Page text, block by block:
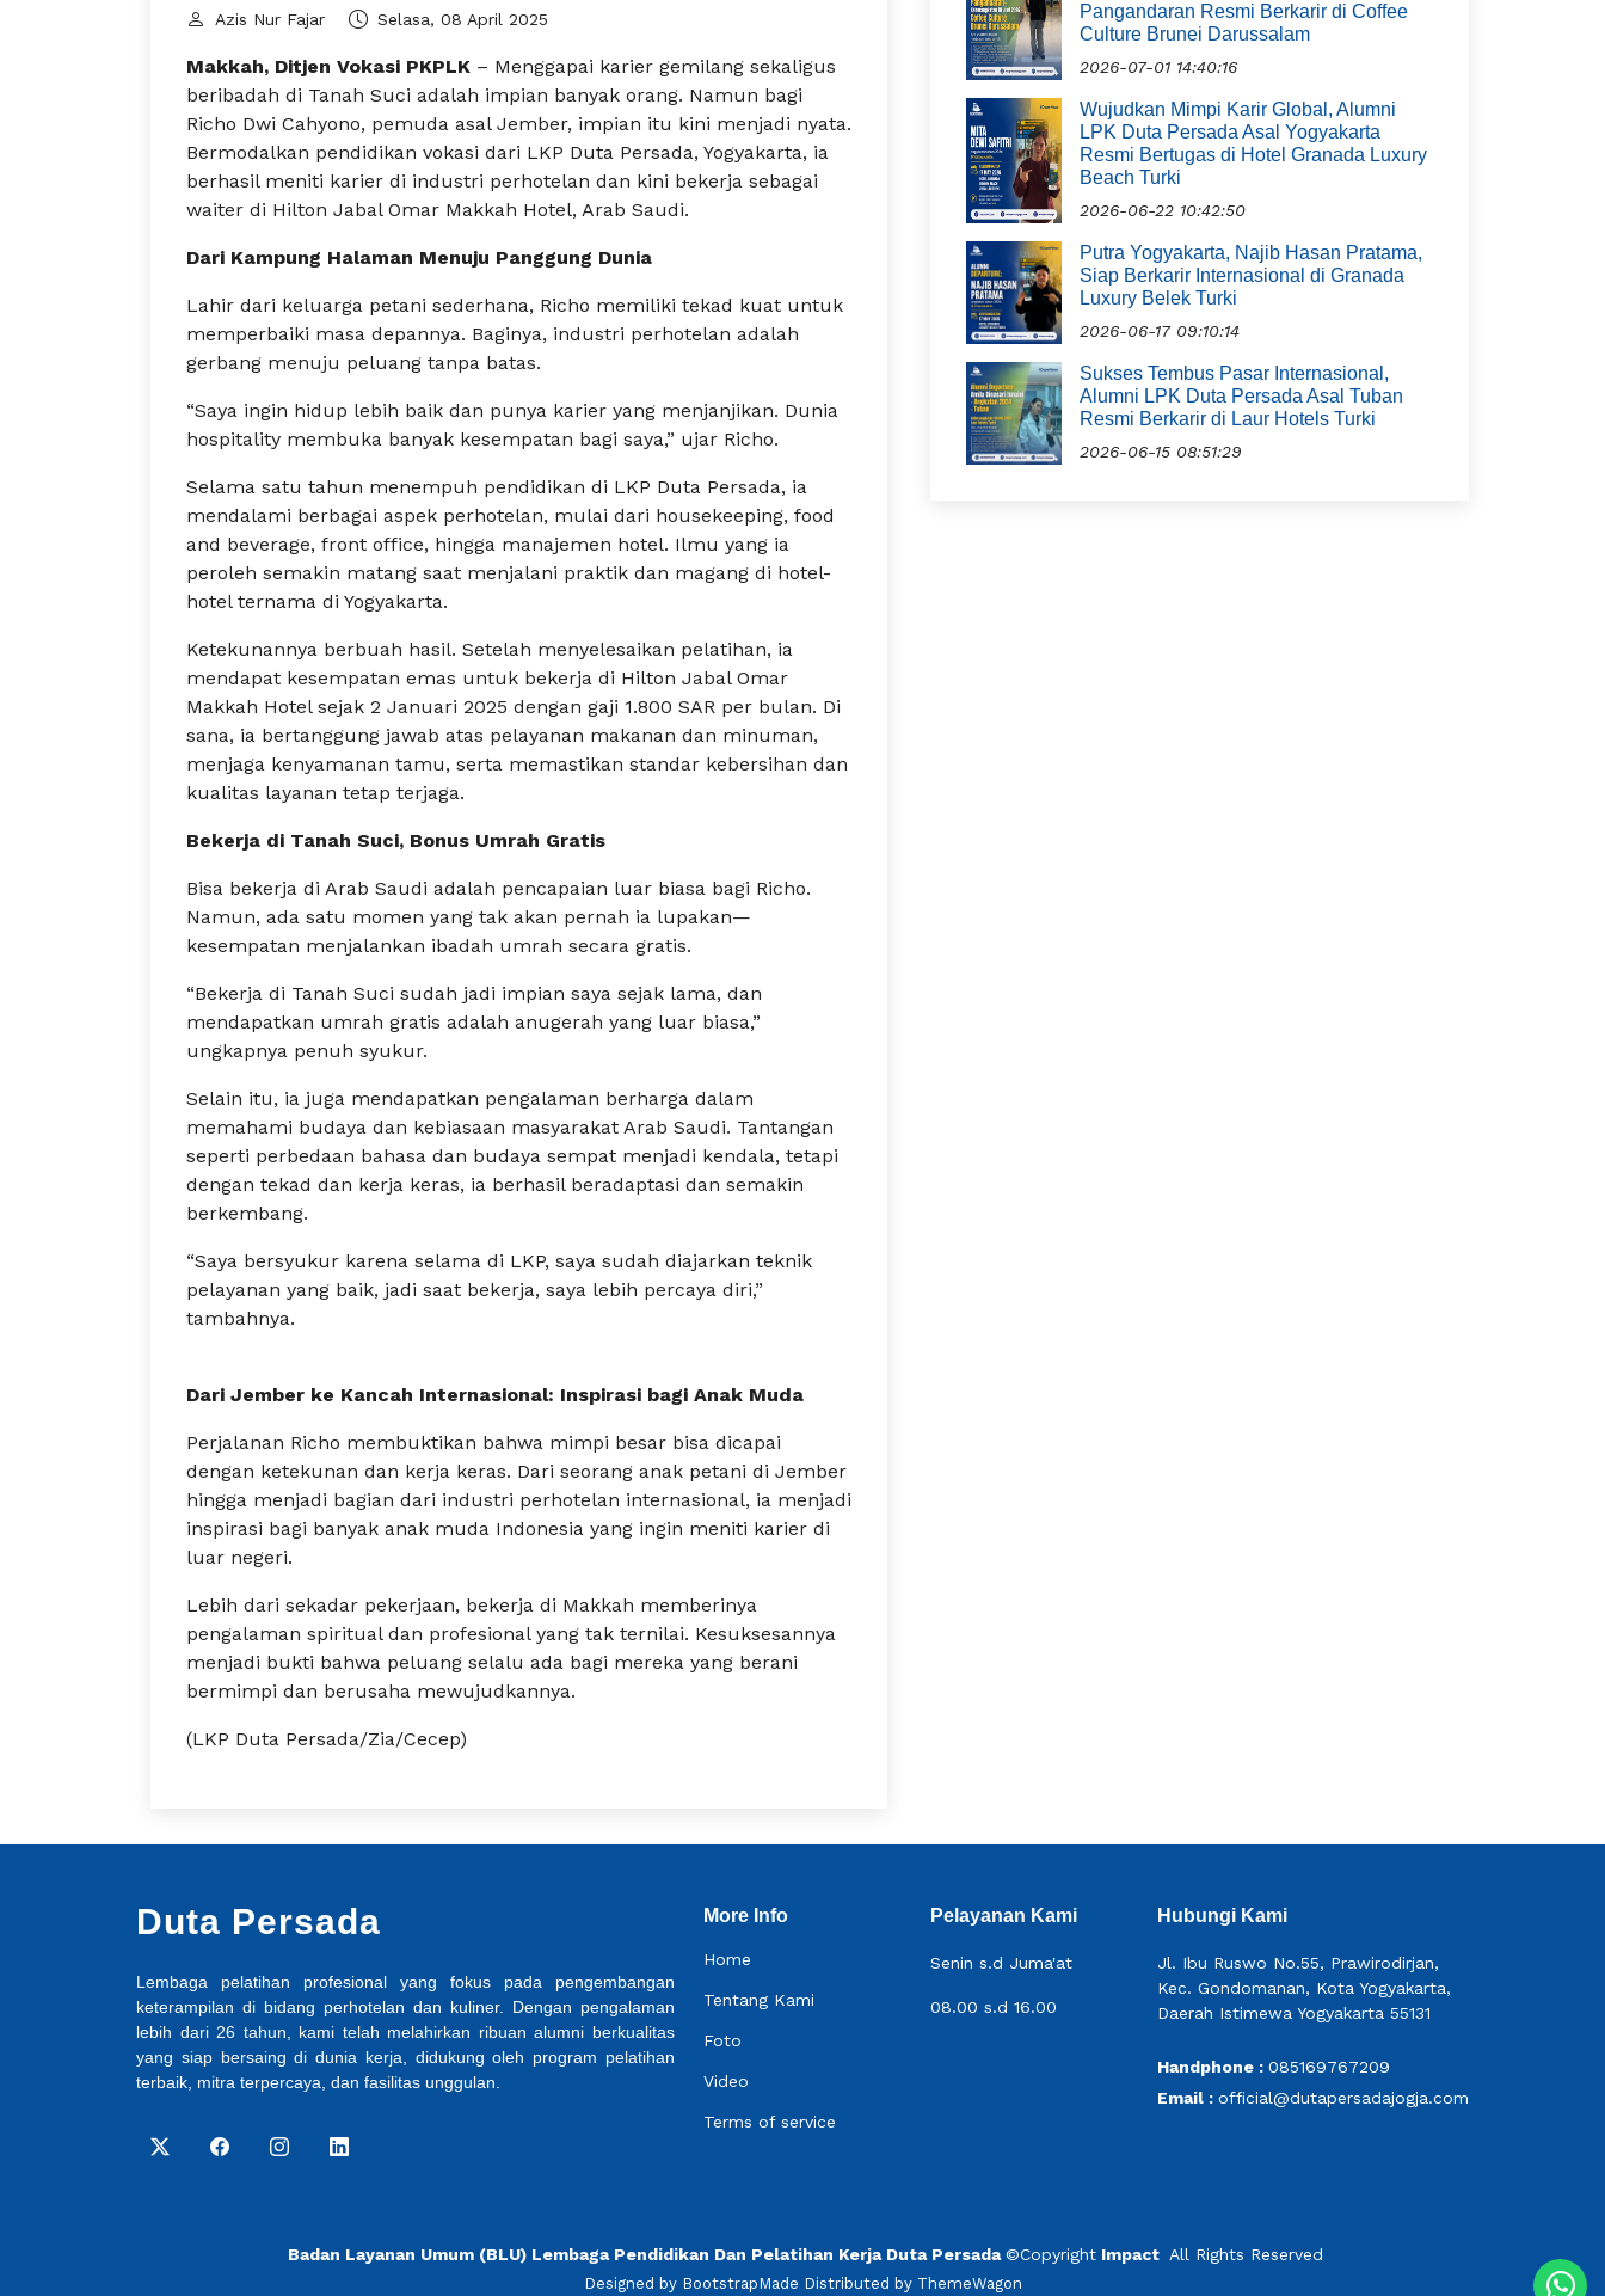
Azis Nur Fajar Selasa, 08 April 2025
Makkah, Ditjen Vokasi PKPLK – Menggapai karier gemilang sekaligus
beribadah di Tanah Suci adalah impian banyak orang. Namun bagi
Richo Dwi Cahyono, pemuda asal Jember, impian itu kini menjadi nyata.
Bermodalkan pendidikan vokasi dari LKP Duta Persada, Yogyakarta, ia
berhasil meniti karier di industri perhotelan dan kini bekerja sebagai
waiter di Hilton Jabal Omar Makkah Hotel, Arab Saudi.
Dari Kampung Halaman Menuju Panggung Dunia
Lahir dari keluarga petani sederhana, Richo memiliki tekad kuat untuk
memperbaiki masa depannya. Baginya, industri perhotelan adalah
gerbang menuju peluang tanpa batas.
“Saya ingin hidup lebih baik dan punya karier yang menjanjikan. Dunia
hospitality membuka banyak kesempatan bagi saya,” ujar Richo.
Selama satu tahun menempuh pendidikan di LKP Duta Persada, ia
mendalami berbagai aspek perhotelan, mulai dari housekeeping, food
and beverage, front office, hingga manajemen hotel. Ilmu yang ia
peroleh semakin matang saat menjalani praktik dan magang di hotel-
hotel ternama di Yogyakarta.
Ketekunannya berbuah hasil. Setelah menyelesaikan pelatihan, ia
mendapat kesempatan emas untuk bekerja di Hilton Jabal Omar
Makkah Hotel sejak 2 Januari 2025 dengan gaji 1.800 SAR per bulan. Di
sana, ia bertanggung jawab atas pelayanan makanan dan minuman,
menjaga kenyamanan tamu, serta memastikan standar kebersihan dan
kualitas layanan tetap terjaga.
Bekerja di Tanah Suci, Bonus Umrah Gratis
Bisa bekerja di Arab Saudi adalah pencapaian luar biasa bagi Richo.
Namun, ada satu momen yang tak akan pernah ia lupakan—
kesempatan menjalankan ibadah umrah secara gratis.
“Bekerja di Tanah Suci sudah jadi impian saya sejak lama, dan
mendapatkan umrah gratis adalah anugerah yang luar biasa,”
ungkapnya penuh syukur.
Selain itu, ia juga mendapatkan pengalaman berharga dalam
memahami budaya dan kebiasaan masyarakat Arab Saudi. Tantangan
seperti perbedaan bahasa dan budaya sempat menjadi kendala, tetapi
dengan tekad dan kerja keras, ia berhasil beradaptasi dan semakin
berkembang.
“Saya bersyukur karena selama di LKP, saya sudah diajarkan teknik
pelayanan yang baik, jadi saat bekerja, saya lebih percaya diri,”
tambahnya.
Dari Jember ke Kancah Internasional: Inspirasi bagi Anak Muda
Perjalanan Richo membuktikan bahwa mimpi besar bisa dicapai
dengan ketekunan dan kerja keras. Dari seorang anak petani di Jember
hingga menjadi bagian dari industri perhotelan internasional, ia menjadi
inspirasi bagi banyak anak muda Indonesia yang ingin meniti karier di
luar negeri.
Lebih dari sekadar pekerjaan, bekerja di Makkah memberinya
pengalaman spiritual dan profesional yang tak ternilai. Kesuksesannya
menjadi bukti bahwa peluang selalu ada bagi mereka yang berani
bermimpi dan berusaha mewujudkannya.
(LKP Duta Persada/Zia/Cecep)
Pangandaran Resmi Berkarir di Coffee
Culture Brunei Darussalam
2026-07-01 14:40:16
Wujudkan Mimpi Karir Global, Alumni
LPK Duta Persada Asal Yogyakarta
Resmi Bertugas di Hotel Granada Luxury
Beach Turki
2026-06-22 10:42:50
Putra Yogyakarta, Najib Hasan Pratama,
Siap Berkarir Internasional di Granada
Luxury Belek Turki
2026-06-17 09:10:14
Sukses Tembus Pasar Internasional,
Alumni LPK Duta Persada Asal Tuban
Resmi Berkarir di Laur Hotels Turki
2026-06-15 08:51:29
Duta Persada
Lembaga pelatihan profesional yang fokus pada pengembangan
keterampilan di bidang perhotelan dan kuliner. Dengan pengalaman
lebih dari 26 tahun, kami telah melahirkan ribuan alumni berkualitas
yang siap bersaing di dunia kerja, didukung oleh program pelatihan
terbaik, mitra terpercaya, dan fasilitas unggulan.
More Info
Home
Tentang Kami
Foto
Video
Terms of service
Pelayanan Kami
Senin s.d Juma'at
08.00 s.d 16.00
Hubungi Kami
Jl. Ibu Ruswo No.55, Prawirodirjan,
Kec. Gondomanan, Kota Yogyakarta,
Daerah Istimewa Yogyakarta 55131
Handphone : 085169767209
Email : official@dutapersadajogja.com
Badan Layanan Umum (BLU) Lembaga Pendidikan Dan Pelatihan Kerja Duta Persada ©Copyright Impact All Rights Reserved
Designed by BootstrapMade Distributed by ThemeWagon